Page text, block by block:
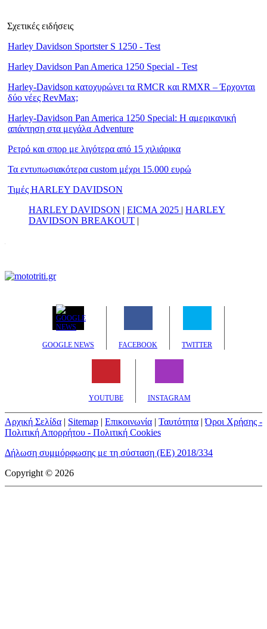
Σχετικές ειδήσεις
Harley Davidson Sportster S 1250 - Test
Harley Davidson Pan America 1250 Special - Test
Harley-Davidson κατοχυρώνει τα RMCR και RMXR – Έρχονται
δύο νέες RevMax;
Harley-Davidson Pan America 1250 Special: Η αμερικανική
απάντηση στα μεγάλα Adventure
Ρετρό και σπορ με λιγότερα από 15 χιλιάρικα
Τα εντυπωσιακότερα custom μέχρι 15.000 ευρώ
Τιμές HARLEY DAVIDSON
HARLEY DAVIDSON | EICMA 2025 | HARLEY
DAVIDSON BREAKOUT |
GOOGLE NEWS FACEBOOK TWITTER
YOUTUBE INSTAGRAM
Αρχική Σελίδα | Sitemap | Επικοινωνία | Ταυτότητα |Όροι Χρήσης -
Πολιτική Απορρήτου - Πολιτική Cookies
Δήλωση συμμόρφωσης με τη σύσταση (ΕΕ) 2018/334
Copyright © 2026